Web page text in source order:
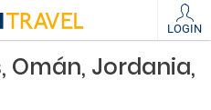
LOGIN
Omán, Jordania,